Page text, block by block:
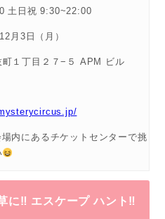
土日祝 9:30~22:00
月3日（月）
１丁目２７−５ APM ビル
内にあるチケットセンターで挑
に‼ エスケープ ハント‼